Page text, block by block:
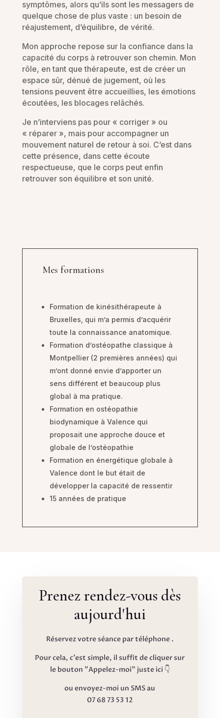
symptômes, alors qu’ils sont les messagers de
quelque chose de plus vaste : un besoin de
réajustement, d’équilibre, de vérité.
Mon approche repose sur la confiance dans la
capacité du corps à retrouver son chemin. Mon
rôle, en tant que thérapeute, est de créer un
espace sûr, dénué de jugement, où les
tensions peuvent être accueillies, les émotions
écoutées, les blocages relâchés.
Je n’interviens pas pour « corriger » ou
« réparer », mais pour accompagner un
mouvement naturel de retour à soi. C’est dans
cette présence, dans cette écoute
respectueuse, que le corps peut enfin
retrouver son équilibre et son unité.
Mes formations
Formation de kinésithérapeute à
Bruxelles, qui m’a permis d’acquérir
toute la connaissance anatomique.
Formation d’ostéopathe classique à
Montpellier (2 premières années) qui
m’ont donné envie d’apporter un
sens différent et beaucoup plus
global à ma pratique.
Formation en ostéopathie
biodynamique à Valence qui
proposait une approche douce et
globale de l’ostéopathie
Formation en énergétique globale à
Valence dont le but était de
développer la capacité de ressentir
15 années de pratique
Prenez rendez-vous dès
aujourd'hui
Réservez votre séance par téléphone .
Pour cela, c'est simple, il suffit de cliquer sur
le bouton "Appelez-moi" juste ici 👇
ou envoyez-moi un SMS au
07 68 73 53 12